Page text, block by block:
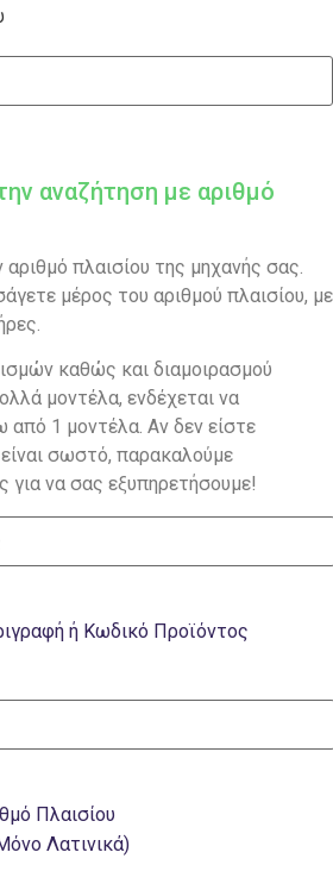
αναζήτηση με αριθμό
πλαισίου της μηχανής σας.
μέρος του αριθμού πλαισίου, με
καθώς και διαμοιρασμού
μοντέλα, ενδέχεται να
1 μοντέλα. Αν δεν είστε
σωστό, παρακαλούμε
για να σας εξυπηρετήσουμε!
ή Κωδικό Προϊόντος
Πλαισίου
Λατινικά)